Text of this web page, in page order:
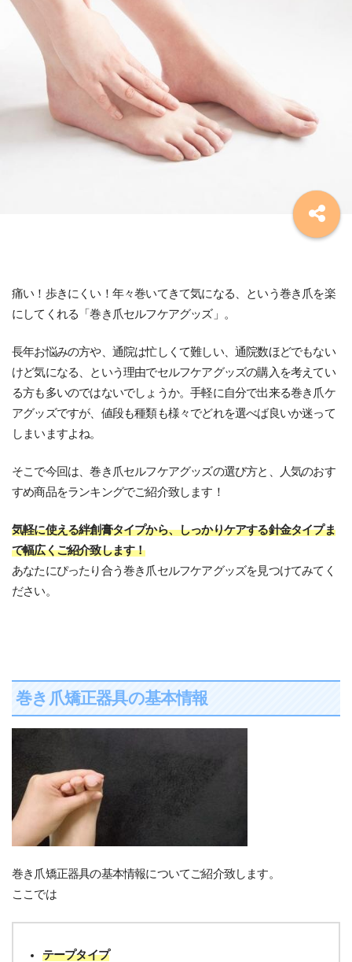
痛い！歩きにくい！年々巻いてきて気になる、という巻き爪を楽
にしてくれる「巻き爪セルフケアグッズ」。
長年お悩みの方や、通院は忙しくて難しい、通院数ほどでもない
けど気になる、という理由でセルフケアグッズの購入を考えてい
る方も多いのではないでしょうか。手軽に自分で出来る巻き爪ケ
アグッズですが、値段も種類も様々でどれを選べば良いか迷って
しまいますよね。
そこで今回は、巻き爪セルフケアグッズの選び方と、人気のおす
すめ商品をランキングでご紹介致します！
気軽に使える絆創膏タイプから、しっかりケアする針金タイプま
で幅広くご紹介致します！
あなたにぴったり合う巻き爪セルフケアグッズを見つけてみてく
ださい。
巻き爪矯正器具の基本情報
巻き爪矯正器具の基本情報についてご紹介致します。
ここでは
テープタイプ